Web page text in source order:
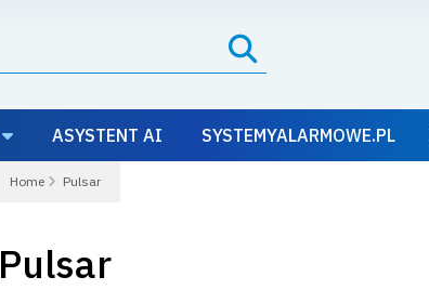
ASYSTENT AI SYSTEMYALARMOWE.PL
Home Pulsar
Pulsar